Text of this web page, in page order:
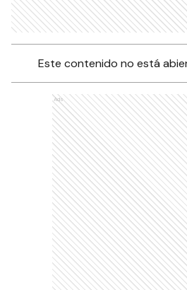
Este contenido no está
Ads